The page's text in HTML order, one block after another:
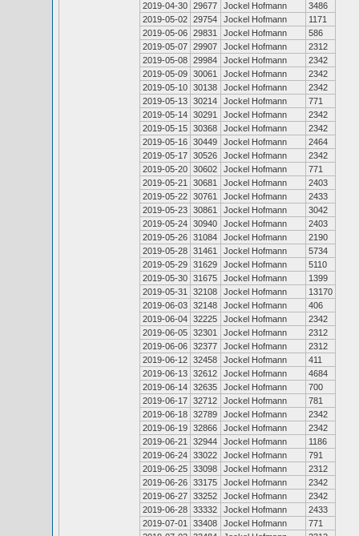
2019-04-30 29677 Jockel Hofmann
3486
2019-05-02 29754 Jockel Hofmann
1171
2019-05-06 29831 Jockel Hofmann
586
2019-05-07 29907 Jockel Hofmann
2312
2019-05-08 29984 Jockel Hofmann
2342
2019-05-09 30061 Jockel Hofmann
2342
2019-05-10 30138 Jockel Hofmann
2342
2019-05-13 30214 Jockel Hofmann
771
2019-05-14 30291 Jockel Hofmann
2342
2019-05-15 30368 Jockel Hofmann
2342
2019-05-16 30449 Jockel Hofmann
2464
2019-05-17 30526 Jockel Hofmann
2342
2019-05-20 30602 Jockel Hofmann
771
2019-05-21
30681 Jockel Hofmann
2403
2019-05-22 30761 Jockel Hofmann
2433
2019-05-23 30861 Jockel Hofmann
3042
2019-05-24 30940 Jockel Hofmann
2403
2019-05-26 31084 Jockel Hofmann
2190
2019-05-28 31461 Jockel Hofmann
5734
2019-05-29 31629 Jockel Hofmann
5110
2019-05-30 31675 Jockel Hofmann
1399
2019-05-31
32108 Jockel Hofmann
13170
2019-06-03 32148 Jockel Hofmann
406
2019-06-04 32225 Jockel Hofmann
2342
2019-06-05 32301 Jockel Hofmann
2312
2019-06-06 32377 Jockel Hofmann
2312
2019-06-12 32458 Jockel Hofmann
411
2019-06-13 32612 Jockel Hofmann
4684
2019-06-14 32635 Jockel Hofmann
700
2019-06-17 32712 Jockel Hofmann
781
2019-06-18 32789 Jockel Hofmann
2342
2019-06-19 32866 Jockel Hofmann
2342
2019-06-21
32944 Jockel Hofmann
1186
2019-06-24 33022 Jockel Hofmann
791
2019-06-25 33098 Jockel Hofmann
2312
2019-06-26 33175 Jockel Hofmann
2342
2019-06-27 33252 Jockel Hofmann
2342
2019-06-28 33332 Jockel Hofmann
2433
2019-07-01
33408 Jockel Hofmann
771